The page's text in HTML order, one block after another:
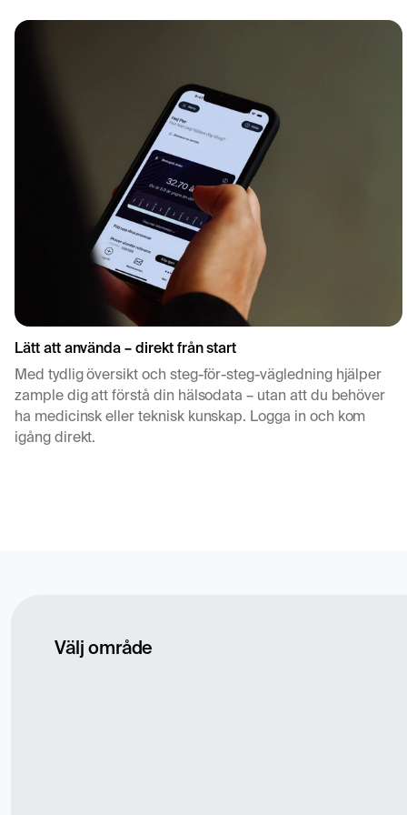
kontraindikationer. Ett säkerhetsformulär fylls alltid i före
njurfunktion (GFR < 30) undviks nästan alltid
Lätt att använda – direkt från start
Med tydlig översikt och steg-för-steg-vägledning hjälper
zample dig att förstå din hälsodata – utan att du behöver
ha medicinsk eller teknisk kunskap. Logga in och kom
igång direkt.
Välj område